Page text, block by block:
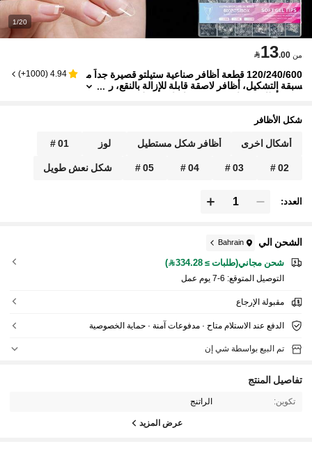
1/20
من 13.00
120/240/600 قطعة أظافر صناعية ستيلتو قصيرة جداً م
سبقة التشكيل، أظافر لاصقة قابلة للإزالة بالنقع، ر
4.94
(
1000+
)
شكل الأظافر
أشكال اخرى أظافر شكل مستطيل لوز 01 #
02 #
03 #
04 #
05 # شكل نعش طويل
العدد:
الشحن الي Bahrain
شحن مجاني(طلبات ≥ 334.28)
التوصيل المتوقع: 6-7 يوم عمل
مقبولة الإرجاع
الدفع عند الاستلام متاح · مدفوعات آمنة · حماية الخصوصية
تم البيع بواسطة شي إن
تفاصيل المنتج
تكوين: الراتنج
عرض المزيد